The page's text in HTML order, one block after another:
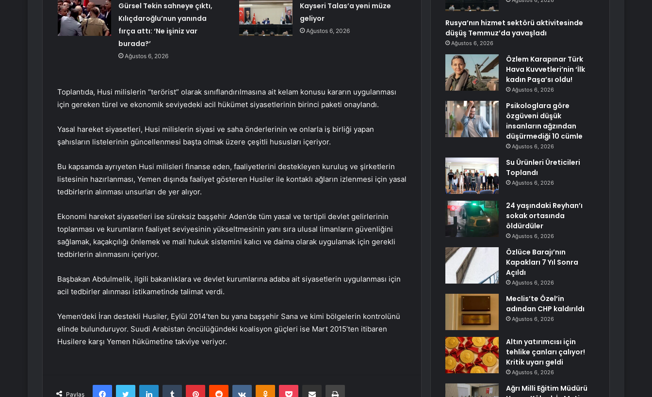
Gürsel Tekin sahneye çıktı,
Kılıçdaroğlu’nun yanında
fırça attı: ‘Ne işiniz var
burada?’
Ağustos 6, 2026
Kayseri Talas’a yeni müze
geliyor
Ağustos 6, 2026
Toplantıda, Husi milislerin “terörist” olarak sınıflandırılmasına ait kelam konusu kararın uygulanması
için gereken türel ve ekonomik seviyedeki acil hükümet siyasetlerinin birinci paketi onaylandı.
Yasal hareket siyasetleri, Husi milislerin siyasi ve saha önderlerinin ve onlarla iş birliği yapan
şahısların listelerinin güncellenmesi başta olmak üzere çeşitli hususları içeriyor.
Bu kapsamda ayrıyeten Husi milisleri finanse eden, faaliyetlerini destekleyen kuruluş ve şirketlerin
listesinin hazırlanması, Yemen dışında faaliyet gösteren Husiler ile kontaklı ağların izlenmesi için yasal
tedbirlerin alınması unsurları de yer alıyor.
Ekonomi hareket siyasetleri ise süreksiz başşehir Aden’de tüm yasal ve tertipli devlet gelirlerinin
toplanması ve kurumların faaliyet seviyesinin yükseltmesinin yanı sıra ulusal limanların güvenliğini
sağlamak, kaçakçılığı önlemek ve mali hukuk sistemini kalıcı ve daima olarak uygulamak için gerekli
tedbirlerin alınmasını içeriyor.
Başbakan Abdulmelik, ilgili bakanlıklara ve devlet kurumlarına adaba ait siyasetlerin uygulanması için
acil tedbirler alınması istikametinde talimat verdi.
Yemen’deki İran destekli Husiler, Eylül 2014’ten bu yana başşehir Sana ve kimi bölgelerin kontrolünü
elinde bulunduruyor. Suudi Arabistan öncülüğündeki koalisyon güçleri ise Mart 2015’ten itibaren
Husilere karşı Yemen hükümetine takviye veriyor.
Paylaş
FacebookTwitter LinkedInTumblr PinterestReddit VKontakteOdnoklassniki
Pocket E-Posta ile paylaş Yazdır
Rusya’nın hizmet sektörü aktivitesinde
düşüş Temmuz’da yavaşladı
Ağustos 6, 2026
Özlem Karapınar Türk
Hava Kuvvetleri’nin ‘İlk
kadın Paşa’sı oldu!
Ağustos 6, 2026
Psikologlara göre
özgüveni düşük
insanların ağzından
düşürmediği 10 cümle
Ağustos 6, 2026
Su Ürünleri Üreticileri
Toplandı
Ağustos 6, 2026
24 yaşındaki Reyhan’ı
sokak ortasında
öldürdüler
Ağustos 6, 2026
Özlüce Barajı’nın
Kapakları 7 Yıl Sonra
Açıldı
Ağustos 6, 2026
Meclis’te Özel’in
adından CHP kaldırıldı
Ağustos 6, 2026
Altın yatırımcısı için
tehlike çanları çalıyor!
Kritik uyarı geldi
Ağustos 6, 2026
Ağrı Milli Eğitim Müdürü